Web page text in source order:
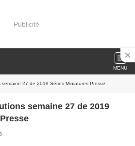
Publicité
MENU
27 de 2019 Séries Miniatures Presse
semaine 27 de 2019